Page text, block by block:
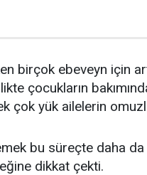
birçok ebeveyn için
çocukların
çok yük ailelerin
bu süreçte daha
dikkat çekti.